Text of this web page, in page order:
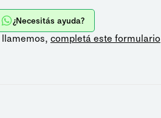
¿Necesitás ayuda?
completá este formulario